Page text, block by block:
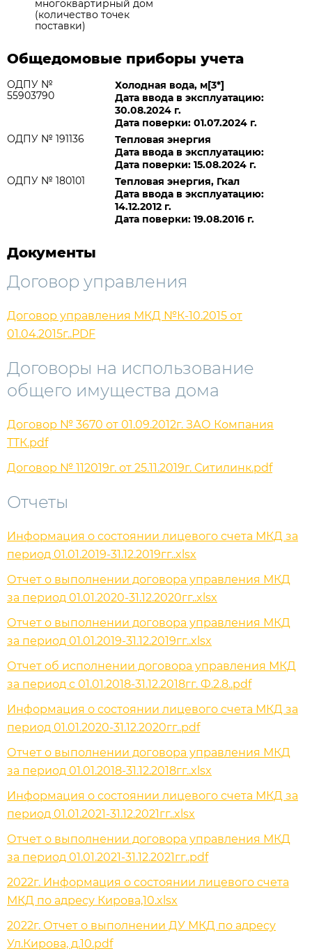
многоквартирный дом
(количество точек
поставки)
Общедомовые приборы учета
ОДПУ №
55903790
Холодная вода, м[3*]
Дата ввода в эксплуатацию:
30.08.2024 г.
Дата поверки: 01.07.2024 г.
ОДПУ № 191136
Тепловая энергия
Дата ввода в эксплуатацию:
Дата поверки: 15.08.2024 г.
ОДПУ № 180101
Тепловая энергия, Гкал
Дата ввода в эксплуатацию:
14.12.2012 г.
Дата поверки: 19.08.2016 г.
Документы
Договор управления
Договор управления МКД №К-10.2015 от
01.04.2015г..PDF
Договоры на использование
общего имущества дома
Договор № 3670 от 01.09.2012г. ЗАО Компания
ТТК.pdf
Договор № 112019г. от 25.11.2019г. Ситилинк.pdf
Отчеты
Информация о состоянии лицевого счета МКД за
период 01.01.2019-31.12.2019гг..xlsx
Отчет о выполнении договора управления МКД
за период 01.01.2020-31.12.2020гг..xlsx
Отчет о выполнении договора управления МКД
за период 01.01.2019-31.12.2019гг..xlsx
Отчет об исполнении договора управления МКД
за период с 01.01.2018-31.12.2018гг. Ф.2.8..pdf
Информация о состоянии лицевого счета МКД за
период 01.01.2020-31.12.2020гг..pdf
Отчет о выполнении договора управления МКД
за период 01.01.2018-31.12.2018гг..xlsx
Информация о состоянии лицевого счета МКД за
период 01.01.2021-31.12.2021гг..xlsx
Отчет о выполнении договора управления МКД
за период 01.01.2021-31.12.2021гг..pdf
2022г. Информация о состоянии лицевого счета
МКД по адресу Кирова,10.xlsx
2022г. Отчет о выполнении ДУ МКД по адресу
Ул.Кирова, д.10.pdf